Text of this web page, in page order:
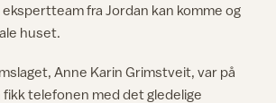
fra Jordan kan komme og
huset.
Anne Karin Grimstveit, var på
fikk telefonen med det gledelige